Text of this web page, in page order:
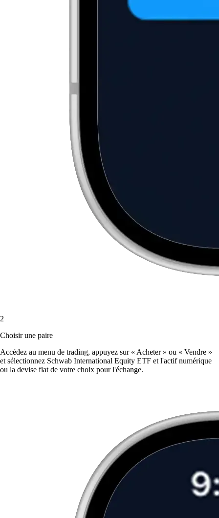
2
Choisir une paire
Accédez au menu de trading, appuyez sur « Acheter » ou « Vendre »
et sélectionnez Schwab International Equity ETF et l'actif numérique
ou la devise fiat de votre choix pour l'échange.